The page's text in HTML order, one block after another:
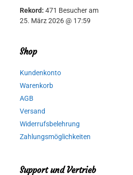
Rekord: 471 Besucher am
25. März 2026 @ 17:59
Shop
Kundenkonto
Warenkorb
AGB
Versand
Widerrufsbelehrung
Zahlungsmöglichkeiten
Support und Vertrieb